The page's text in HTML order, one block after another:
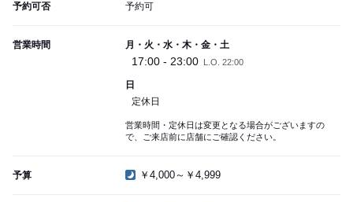
予約可否 予約可
営業時間 月・火・水・木・金・土
17:00 - 23:00 L.O. 22:00
日
定休日
営業時間・定休日は変更となる場合がございますの
で、ご来店前に店舗にご確認ください。
予算 ￥4,000～￥4,999